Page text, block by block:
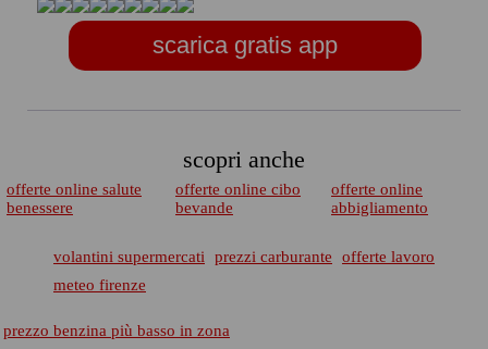
scarica gratis app
scopri anche
offerte online salute
benessere
offerte online cibo
bevande
offerte online
abbigliamento
volantini supermercati prezzi carburante
offerte lavoro
meteo firenze
prezzo benzina più basso in zona